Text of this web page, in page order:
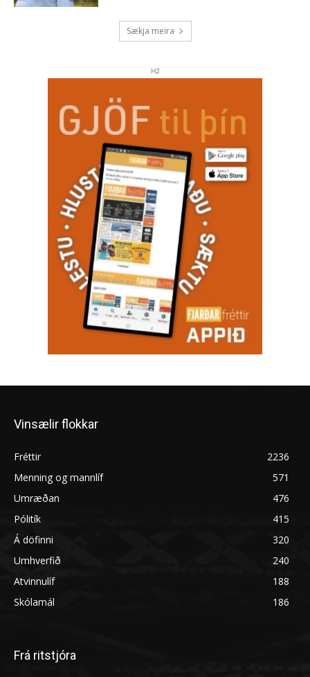
Vinsælir flokkar
Fréttir
2236
Menning og mannlíf
571
Umræðan
476
Pólitík
415
Á döfinni
320
Umhverfið
240
Atvinnulíf
188
Skólamál
186
Frá ritstjóra